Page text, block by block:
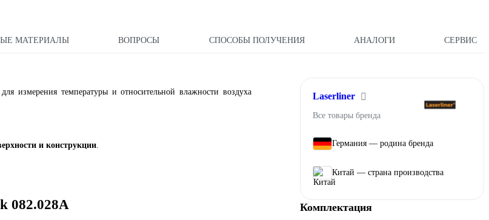
МАТЕРИАЛЫ ВОПРОСЫ СПОСОБЫ ПОЛУЧЕНИЯ АНАЛОГИ СЕРВИС
измерения температуры и относительной влажности воздуха
и конструкции.
082.028A
Laserliner
Все товары бренда
Германия — родина бренда
Китай — страна производства
Комплектация